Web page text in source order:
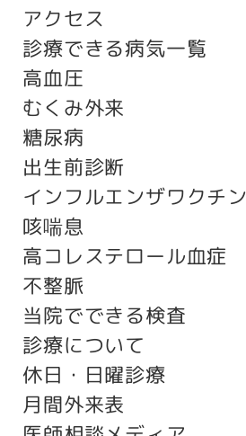
アクセス
診療できる病気一覧
高血圧
むくみ外来
糖尿病
出生前診断
インフルエンザワクチン
咳喘息
高コレステロール血症
不整脈
当院でできる検査
診療について
休日・日曜診療
月間外来表